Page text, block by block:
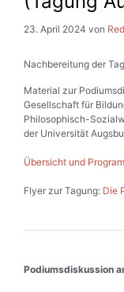
23. April 2024 von
Nachbereitung der
Material zur
Gesellschaft für
Philosophisch-
der Universität
Übersicht und
Flyer zur Tagung: Die
Podiumsdiskussion